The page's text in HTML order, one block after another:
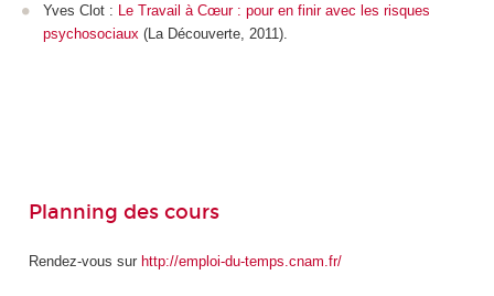
Yves Clot :
Le Travail à Cœur : pour en finir avec les risques
psychosociaux (La Découverte, 2011).
Planning des cours
Rendez-vous sur http://emploi-du-temps.cnam.fr/